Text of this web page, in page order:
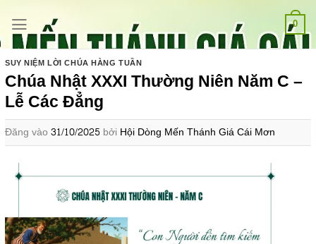
qua
nội
dung
0
SUY NIỆM LỜI CHÚA HÀNG TUẦN
Chúa Nhật XXXI Thường Niên Năm C –
Lễ Các Đẳng
Đăng vào 31/10/2025 bởi Hội Dòng Mến Thánh Giá Cái Mơn